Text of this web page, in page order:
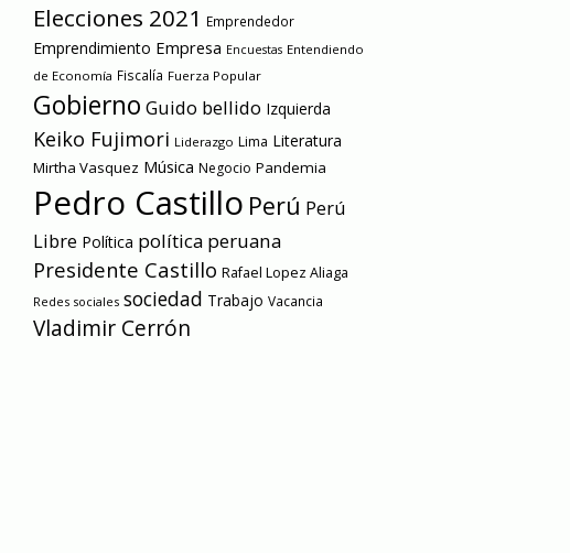
Elecciones 2021 Emprendedor
Emprendimiento Empresa Encuestas Entendiendo
de Economía Fiscalía Fuerza Popular
Gobierno Guido bellido Izquierda
Keiko Fujimori Liderazgo Lima Literatura
Mirtha Vasquez Música Negocio Pandemia
Pedro Castillo Perú Perú
Libre Política política peruana
Presidente Castillo Rafael Lopez Aliaga
Redes sociales sociedad Trabajo Vacancia
Vladimir Cerrón